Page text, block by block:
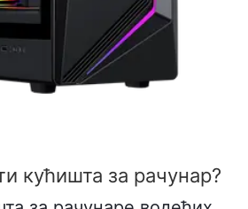
кућишта за рачунар?